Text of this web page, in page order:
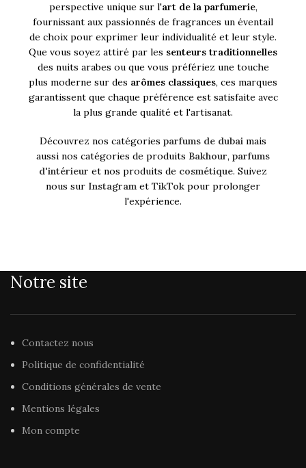
perspective unique sur l'art de la parfumerie,
fournissant aux passionnés de fragrances un éventail
de choix pour exprimer leur individualité et leur style.
Que vous soyez attiré par les senteurs traditionnelles
des nuits arabes ou que vous préfériez une touche
plus moderne sur des arômes classiques, ces marques
garantissent que chaque préférence est satisfaite avec
la plus grande qualité et l'artisanat.
Découvrez nos catégories parfums de dubai mais
aussi nos catégories de produits Bakhour, parfums
d'intérieur et nos produits de cosmétique. Suivez
nous sur Instagram et TikTok pour prolonger
l'expérience.
Notre site
Contactez nous
Politique de confidentialité
Conditions générales de vente
Mentions légales
Mon compte